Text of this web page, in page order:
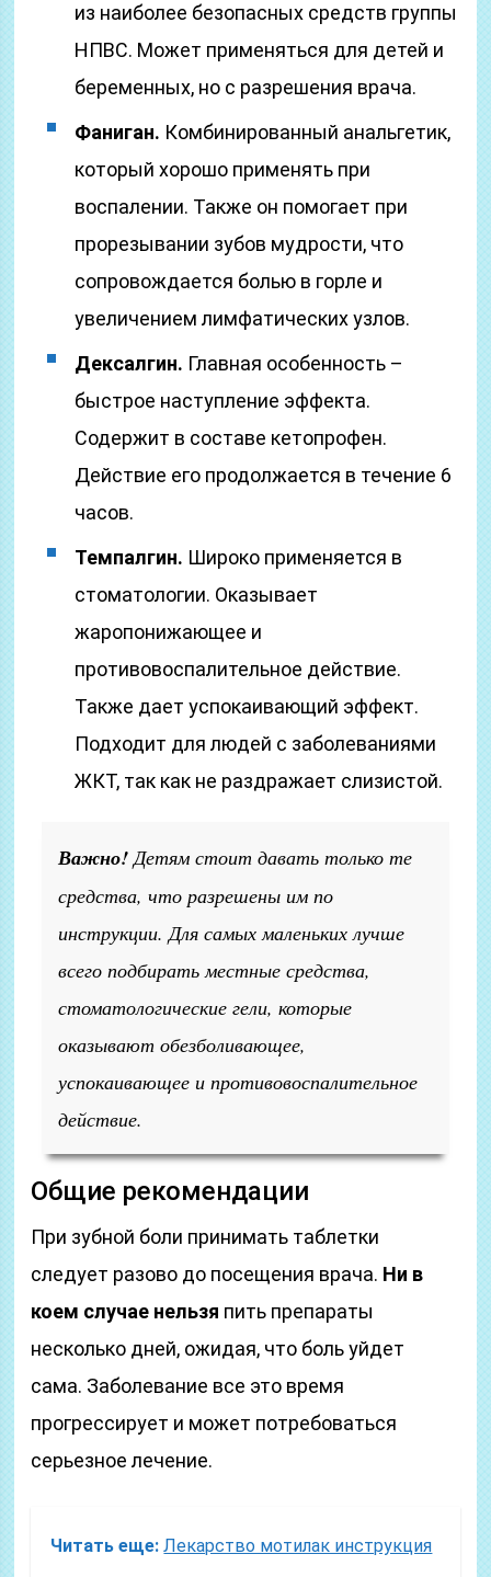
из наиболее безопасных средств группы
НПВС. Может применяться для детей и
беременных, но с разрешения врача.
Фаниган. Комбинированный анальгетик,
который хорошо применять при
воспалении. Также он помогает при
прорезывании зубов мудрости, что
сопровождается болью в горле и
увеличением лимфатических узлов.
Дексалгин. Главная особенность –
быстрое наступление эффекта.
Содержит в составе кетопрофен.
Действие его продолжается в течение 6
часов.
Темпалгин. Широко применяется в
стоматологии. Оказывает
жаропонижающее и
противовоспалительное действие.
Также дает успокаивающий эффект.
Подходит для людей с заболеваниями
ЖКТ, так как не раздражает слизистой.
Важно! Детям стоит давать только те
средства, что разрешены им по
инструкции. Для самых маленьких лучше
всего подбирать местные средства,
стоматологические гели, которые
оказывают обезболивающее,
успокаивающее и противовоспалительное
действие.
Общие рекомендации
При зубной боли принимать таблетки
следует разово до посещения врача. Ни в
коем случае нельзя пить препараты
несколько дней, ожидая, что боль уйдет
сама. Заболевание все это время
прогрессирует и может потребоваться
серьезное лечение.
Читать еще: Лекарство мотилак инструкция